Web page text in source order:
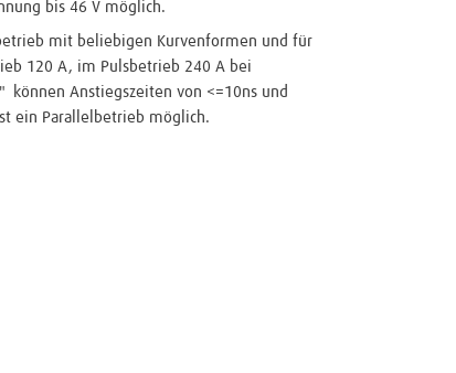
bis 46 V möglich.
mit beliebigen Kurvenformen und für
120 A, im Pulsbetrieb 240 A bei
können Anstiegszeiten von <=10ns und
ein Parallelbetrieb möglich.